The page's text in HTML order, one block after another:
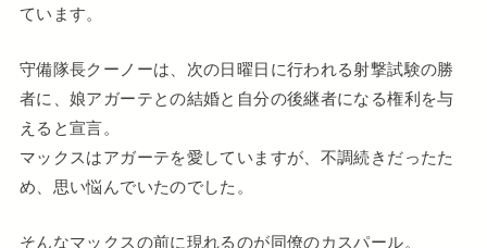
ています。
守備隊長クーノーは、次の日曜日に行われる射撃試験の勝
者に、娘アガーテとの結婚と自分の後継者になる権利を与
えると宣言。
マックスはアガーテを愛していますが、不調続きだったた
め、思い悩んでいたのでした。
そんなマックスの前に現れるのが同僚のカスパール。